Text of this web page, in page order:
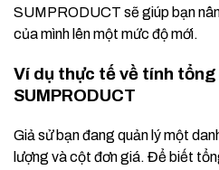
SUMPRODUCT sẽ giúp bạn
của mình lên một mức độ mới.
Ví dụ thực tế về tính
SUMPRODUCT
Giả sử bạn đang quản lý một
lượng và cột đơn giá. Để biết